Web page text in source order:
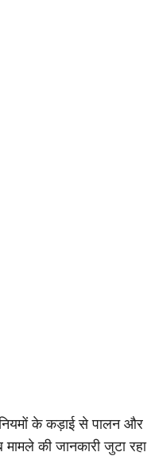
नियमों के कड़ाई से पालन और
की जानकारी जुटा रहा